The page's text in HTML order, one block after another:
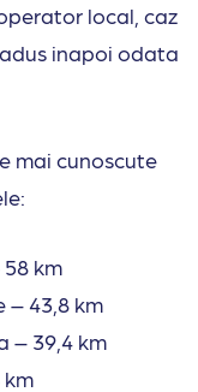
local, caz
inapoi odata
mai cunoscute
km
– 43,8 km
– 39,4 km
km